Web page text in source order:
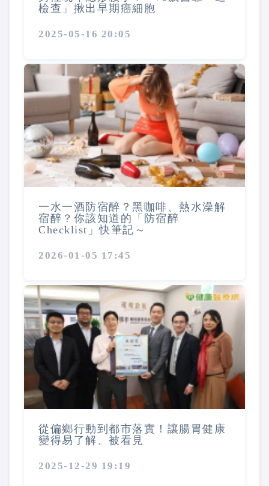
檢查」揪出早期癌細胞
2025-05-16 20:05
一水一酒防宿醉？黑咖啡、熱水澡解
宿醉？你該知道的「防宿醉
Checklist」快筆記～
2026-01-05 17:45
從偏鄉行動到都市落實！讓腸胃健康
變得易了解、被看見
2025-12-29 19:19